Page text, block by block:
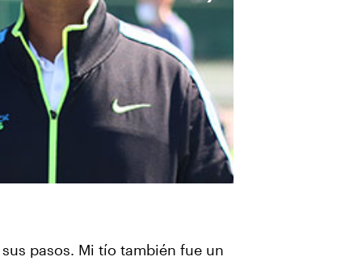
pasos. Mi tío también fue un